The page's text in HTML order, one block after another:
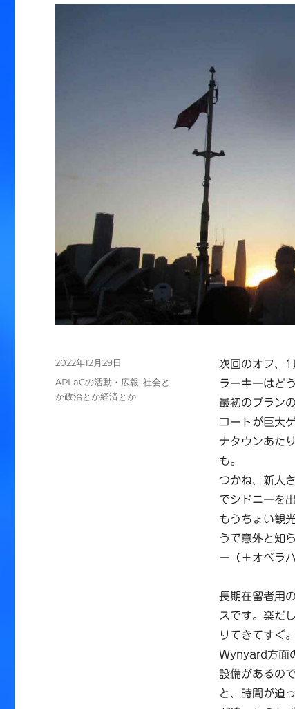
次回のオフ、1
ラーキーはど
最初のプラン
コートが巨大
ナタウンあた
も。
つかね、新人
でシドニーを
もうちょい観
うで意外と知
ー（＋オペラ
長期在留者用
スです。楽だ
りてきてすぐ
Wynyard方面
設備があるの
と、時間が迫
投
稿
日:
2022年12月29日
カ
テ
APLaCの活動・広報,社会と
か政治とか経済とか